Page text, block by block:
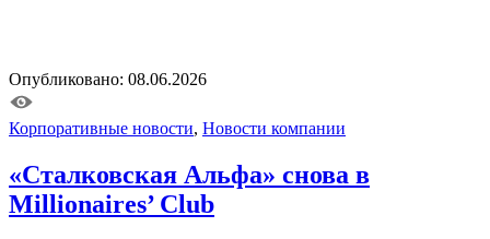
Опубликовано: 08.06.2026
Корпоративные новости, Новости компании
«Сталковская Альфа» снова в
Millionaires’ Club